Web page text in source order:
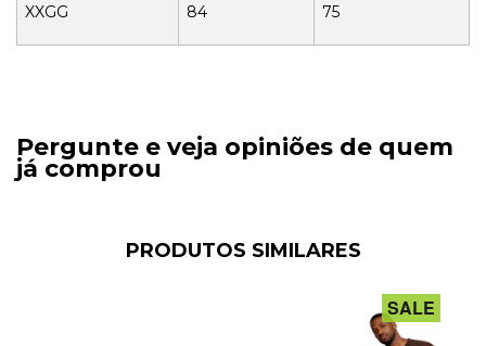
XXGG 84 75
Pergunte e veja opiniões de quem
já comprou
PRODUTOS SIMILARES
SALE